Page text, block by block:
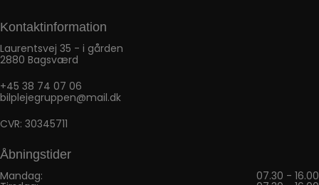
Kontaktinformation
Laurentsvej 35 - i gården
2880 Bagsværd
+45 38 74 07 06
bilplejegruppen@mail.dk
CVR: 30345711
Åbningstider
Mandag:
07.30 - 16.00